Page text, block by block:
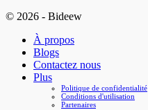
© 2026 - Bideew
À propos
Blogs
Contactez nous
Plus
Politique de confidentialité
Conditions d'utilisation
Partenaires